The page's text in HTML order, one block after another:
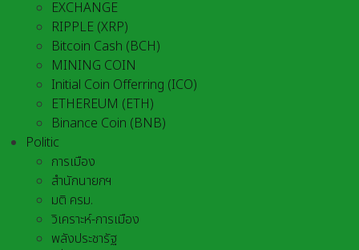
EXCHANGE
RIPPLE (XRP)
Bitcoin Cash (BCH)
MINING COIN
Initial Coin Offerring (ICO)
ETHEREUM (ETH)
Binance Coin (BNB)
Politic
การเมือง
สำนักนายกฯ
มติ ครม.
วิเคราะห์-การเมือง
พลังประชารัฐ